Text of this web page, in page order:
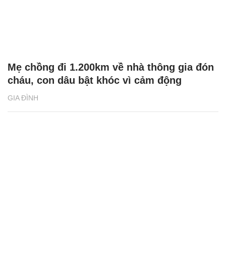
GIA ĐÌNH
Mẹ chồng đi 1.200km về nhà thông gia đón
cháu, con dâu bật khóc vì cảm động